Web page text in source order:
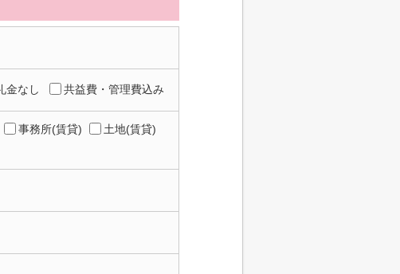
金なし 共益費・管理費込み
事務所(賃貸)
土地(賃貸)